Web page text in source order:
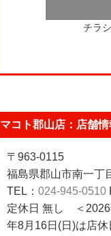
チラ
マコト郡山店：店舗情
〒963-0115
福島県郡山市南一丁
TEL： 024-945-0510
定休日 無し ＜2026
年8月16日(日)は店